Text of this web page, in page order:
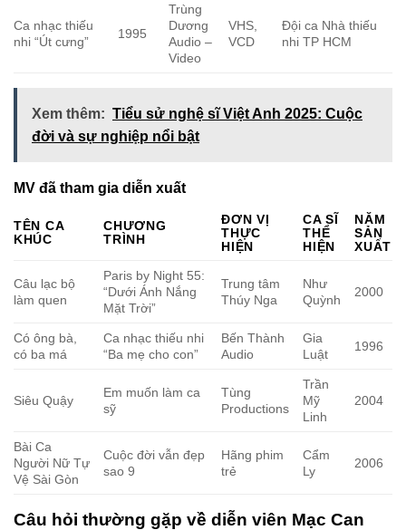
Ca nhạc thiếu
nhi “Út cưng”
1995
Trùng
Dương
Audio –
Video
VHS,
VCD
Đội ca Nhà thiếu
nhi TP HCM
Xem thêm: Tiểu sử nghệ sĩ Việt Anh 2025: Cuộc
đời và sự nghiệp nổi bật
MV đã tham gia diễn xuất
TÊN CA
KHÚC
CHƯƠNG
TRÌNH
ĐƠN VỊ
THỰC
HIỆN
CA SĨ
THỂ
HIỆN
NĂM
SẢN
XUẤT
Câu lạc bộ
làm quen
Paris by Night 55:
“Dưới Ánh Nắng
Mặt Trời”
Trung tâm
Thúy Nga
Như
Quỳnh
2000
Có ông bà,
có ba má
Ca nhạc thiếu nhi
“Ba mẹ cho con”
Bến Thành
Audio
Gia
Luật
1996
Siêu Quậy
Em muốn làm ca
sỹ
Tùng
Productions
Trần
Mỹ
Linh
2004
Bài Ca
Người Nữ Tự
Vệ Sài Gòn
Cuộc đời vẫn đẹp
sao 9
Hãng phim
trẻ
Cẩm
Ly
2006
Câu hỏi thường gặp về diễn viên Mạc Can